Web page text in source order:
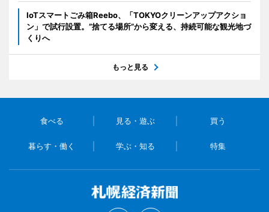
IoTスマートごみ箱Reebo、「TOKYOクリーンアップアクショ
ン」で試行設置。”捨てる場所”から変える、持続可能な観光地づ
くりへ
もっと見る
食べる 見る・遊ぶ 買う
暮らす・働く 学ぶ・知る 特集